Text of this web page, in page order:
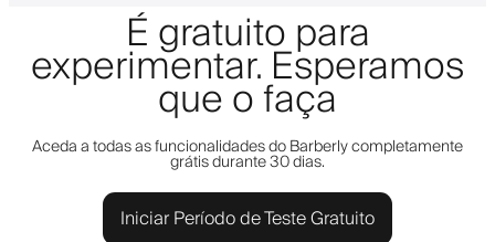
É gratuito para
experimentar. Esperamos
que o faça
Aceda a todas as funcionalidades do Barberly completamente
grátis durante 30 dias.
Iniciar Período de Teste Gratuito